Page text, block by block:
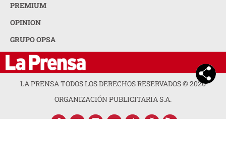
PREMIUM
OPINION
GRUPO OPSA
LA PRENSA TODOS LOS DERECHOS RESERVADOS ©2026
ORGANIZACIÓN PUBLICITARIA S.A.